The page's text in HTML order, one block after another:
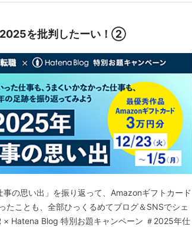
2025を批判したーい！②
の思い出」を振り返って、Amazonギフトカード
たことも、全部ひっくるめてブログ＆SNSでシェ
× Hatena Blog 特別お題キャンペーン ＃2025年仕